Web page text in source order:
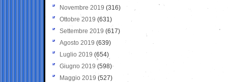
Novembre 2019 (316)
Ottobre 2019 (631)
Settembre 2019 (617)
Agosto 2019 (639)
Luglio 2019 (654)
Giugno 2019 (598)
Maggio 2019 (527)